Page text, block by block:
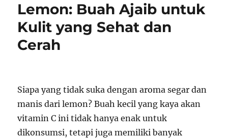
Lemon: Buah Ajaib untuk
Kulit yang Sehat dan
Cerah
Siapa yang tidak suka dengan aroma segar dan
manis dari lemon? Buah kecil yang kaya akan
vitamin C ini tidak hanya enak untuk
dikonsumsi, tetapi juga memiliki banyak